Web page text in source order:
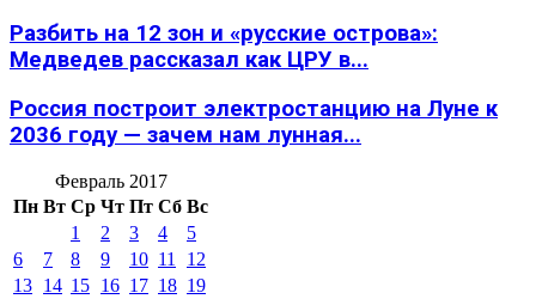
Разбить на 12 зон и «русские острова»:
Медведев рассказал как ЦРУ в...
Россия построит электростанцию на Луне к
2036 году — зачем нам лунная...
Февраль 2017
Пн Вт Ср Чт Пт Сб Вс
1
2 3 4
5
6
7 8 9 10 11
12
13 14 15 16 17 18 19